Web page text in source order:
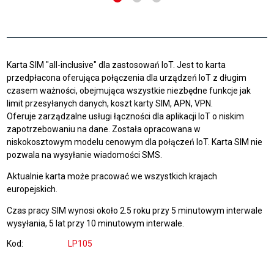
Karta SIM "all-inclusive" dla zastosowań IoT. Jest to karta
przedpłacona oferująca połączenia dla urządzeń IoT z długim
czasem ważności, obejmująca wszystkie niezbędne funkcje jak
limit przesyłanych danych, koszt karty SIM, APN, VPN.
Oferuje zarządzalne usługi łączności dla aplikacji IoT o niskim
zapotrzebowaniu na dane. Została opracowana w
niskokosztowym modelu cenowym dla połączeń IoT. Karta SIM nie
pozwala na wysyłanie wiadomości SMS.
Aktualnie karta może pracować we wszystkich krajach
europejskich.
Czas pracy SIM wynosi około 2.5 roku przy 5 minutowym interwale
wysyłania, 5 lat przy 10 minutowym interwale.
Kod LP105